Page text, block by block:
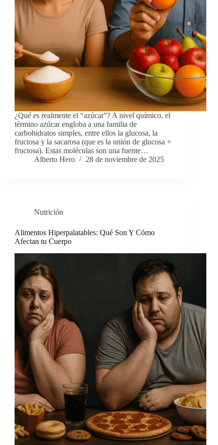
¿Qué es realmente el “azúcar”? A nivel químico, el
término azúcar engloba a una familia de
carbohidratos simples, entre ellos la glucosa, la
fructosa y la sacarosa (que es la unión de glucosa +
fructosa). Estas moléculas son una fuente…
Alberto Hero
28 de noviembre de 2025
Nutrición
Alimentos Hiperpalatables: Qué Son Y Cómo
Afectan tu Cuerpo